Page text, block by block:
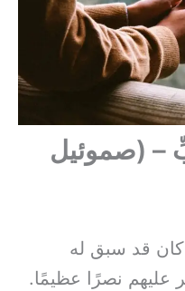
– (صموئيل
قد سبق له
عليهم نصرًا عظيمًا.